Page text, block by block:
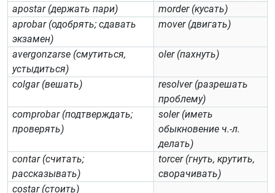
apostar (держать пари)
morder (кусать)
aprobar (одобрять; сдавать
экзамен)
mover (двигать)
avergonzarse (смутиться,
устыдиться)
oler (пахнуть)
colgar (вешать)
resolver (разрешать
проблему)
comprobar (подтверждать;
проверять)
soler (иметь
обыкновение ч.-л.
делать)
contar (считать;
рассказывать)
torcer (гнуть, крутить,
сворачивать)
costar (стоить)